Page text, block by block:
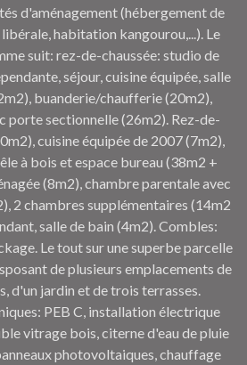
d'aménagement (hébergement de
habitation kangourou,...). Le
suit: rez-de-chaussée: studio de
séjour, cuisine équipée, salle
buanderie/chaufferie (20m2),
porte sectionnelle (26m2). Rez-de-
cuisine équipée de 2007 (7m2),
à bois et espace bureau (38m2 +
(8m2), chambre parentale avec
2 chambres supplémentaires (14m2
salle de bain (4m2). Combles:
Le tout sur une superbe parcelle
de plusieurs emplacements de
d'un jardin et de trois terrasses.
PEB C, installation électrique
vitrage bois, citerne d'eau de pluie
photovoltaiques, chauffage